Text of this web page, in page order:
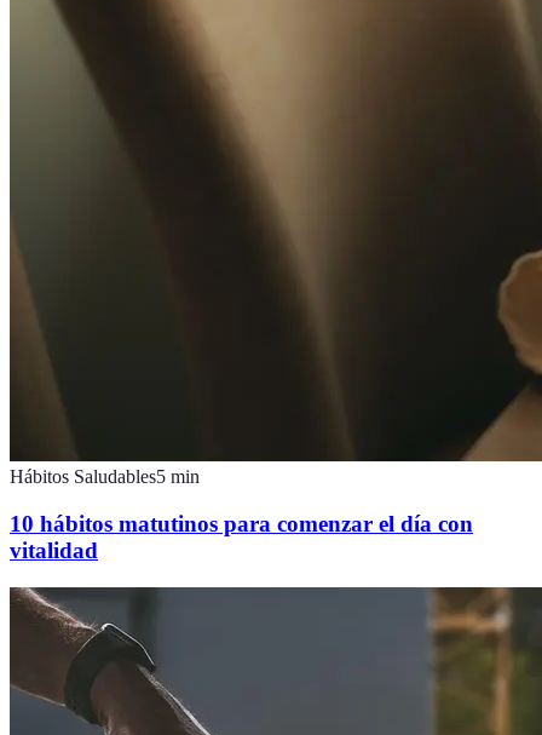
Hábitos Saludables5 min
10 hábitos matutinos para comenzar el día con
vitalidad